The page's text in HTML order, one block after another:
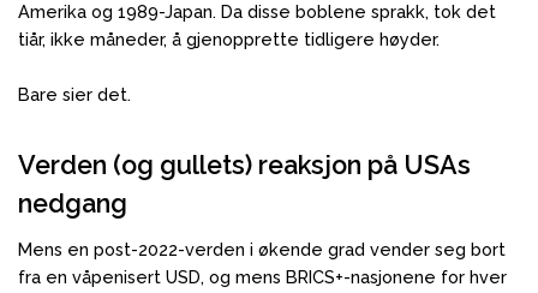
Amerika og 1989-Japan. Da disse boblene sprakk, tok det
tiår, ikke måneder, å gjenopprette tidligere høyder.
Bare sier det.
Verden (og gullets) reaksjon på USAs
nedgang
Mens en post-2022-verden i økende grad vender seg bort
fra en våpenisert USD, og mens BRICS+-nasjonene for hver